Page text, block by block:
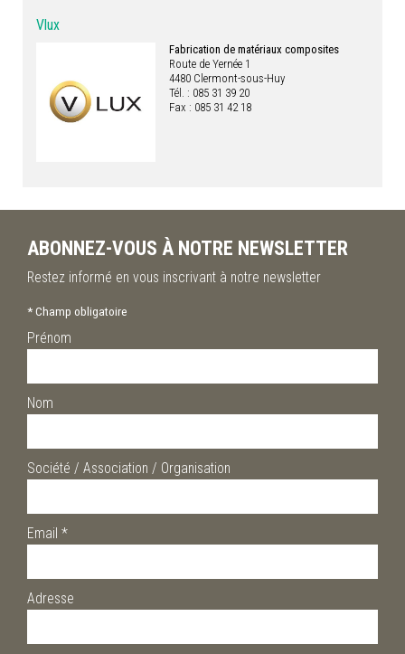
Vlux
Fabrication de matériaux composites
Route de Yernée 1
4480 Clermont-sous-Huy
Tél. : 085 31 39 20
Fax : 085 31 42 18
ABONNEZ-VOUS À NOTRE NEWSLETTER
Restez informé en vous inscrivant à notre newsletter
*Champ obligatoire
Prénom
Nom
Société / Association / Organisation
Email *
Adresse